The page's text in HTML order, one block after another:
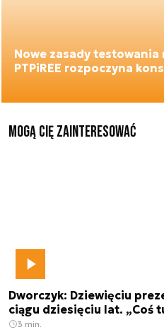
Nowe zasady
PTPiREE rozpoczyna
Mogą Cię zainteresować
Dworczyk: Dziewięciu
ciągu dziesięciu lat. „Coś
3 min.